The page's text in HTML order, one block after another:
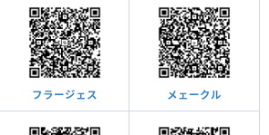
フラージェス メェークル